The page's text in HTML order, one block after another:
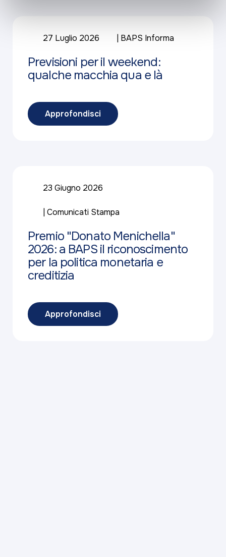
27 Luglio 2026 BAPS Informa
Previsioni per il weekend:
qualche macchia qua e là
Approfondisci
23 Giugno 2026
Comunicati Stampa
Premio "Donato Menichella"
2026: a BAPS il riconoscimento
per la politica monetaria e
creditizia
Approfondisci